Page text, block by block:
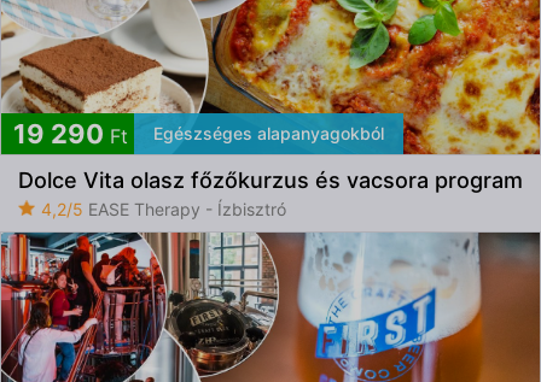
19 290 Ft Egészséges alapanyagokból
Dolce Vita olasz főzőkurzus és vacsora program
4,2/5 EASE Therapy - Ízbisztró